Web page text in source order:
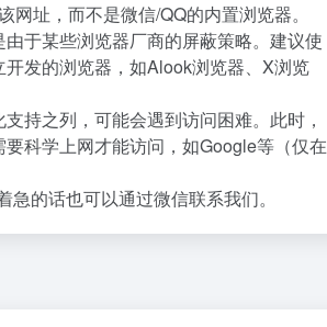
址，而不是微信/QQ的内置浏览器。
于某些浏览器厂商的屏蔽策略。建议使
发的浏览器，如Alook浏览器、X浏览
持之列，可能会遇到访问困难。此时，
科学上网才能访问，如Google等（仅在
的话也可以通过微信联系我们。